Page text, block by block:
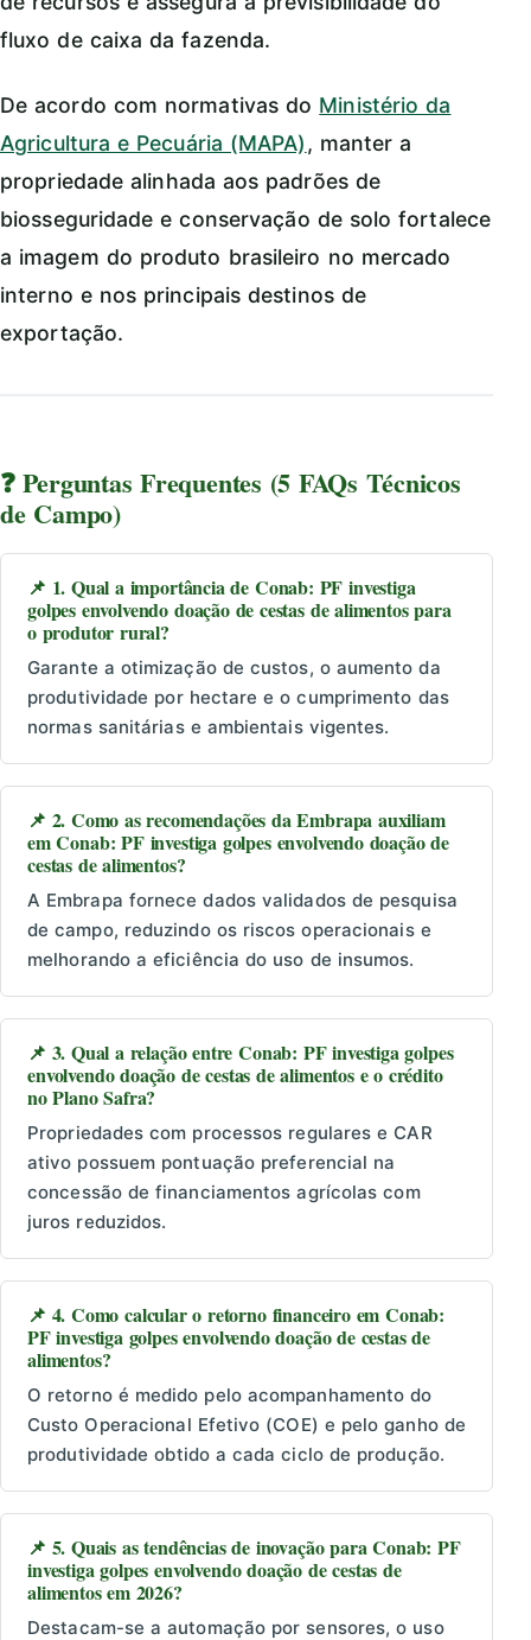
fluxo de caixa da fazenda.
De acordo com normativas do Ministério da
Agricultura e Pecuária (MAPA), manter a
propriedade alinhada aos padrões de
biosseguridade e conservação de solo fortalece
a imagem do produto brasileiro no mercado
interno e nos principais destinos de
exportação.
❓ Perguntas Frequentes (5 FAQs Técnicos
de Campo)
📌 1. Qual a importância de Conab: PF investiga
golpes envolvendo doação de cestas de alimentos para
o produtor rural?
Garante a otimização de custos, o aumento da
produtividade por hectare e o cumprimento das
normas sanitárias e ambientais vigentes.
📌 2. Como as recomendações da Embrapa auxiliam
em Conab: PF investiga golpes envolvendo doação de
cestas de alimentos?
A Embrapa fornece dados validados de pesquisa
de campo, reduzindo os riscos operacionais e
melhorando a eficiência do uso de insumos.
📌 3. Qual a relação entre Conab: PF investiga golpes
envolvendo doação de cestas de alimentos e o crédito
no Plano Safra?
Propriedades com processos regulares e CAR
ativo possuem pontuação preferencial na
concessão de financiamentos agrícolas com
juros reduzidos.
📌 4. Como calcular o retorno financeiro em Conab:
PF investiga golpes envolvendo doação de cestas de
alimentos?
O retorno é medido pelo acompanhamento do
Custo Operacional Efetivo (COE) e pelo ganho de
produtividade obtido a cada ciclo de produção.
📌 5. Quais as tendências de inovação para Conab: PF
investiga golpes envolvendo doação de cestas de
alimentos em 2026?
Destacam-se a automação por sensores, o uso